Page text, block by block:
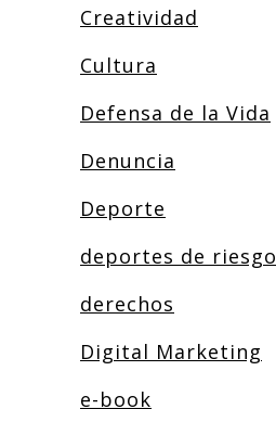
Creatividad
Cultura
Defensa de la Vida
Denuncia
Deporte
deportes de riesgo
derechos
Digital Marketing
e-book